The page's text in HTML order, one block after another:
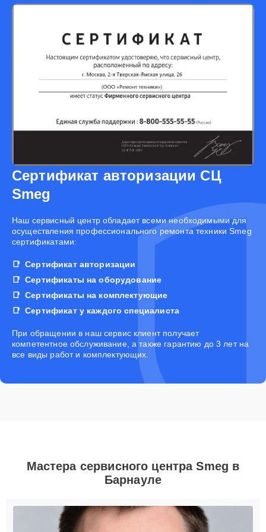
Сертификат авторизации СЦ
Smeg
Наш сервисный центр обладает всеми необходимыми для
осуществления профессионального ремонта техники Smeg
сертификатами:
Сертификат авторизации
Сертификаты на оборудование
Сертификаты на комплектующие
Сертификат у каждого специалиста
При обращении в наш сервис клиент получает
компетентное обслуживание, а также гарантию до 3 лет на
все виды работ и комплектующих.
Мастера сервисного центра Smeg в
Барнауле